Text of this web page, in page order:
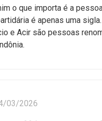
o que importa é a
é apenas uma sigla.
e Acir são pessoas
03/2026